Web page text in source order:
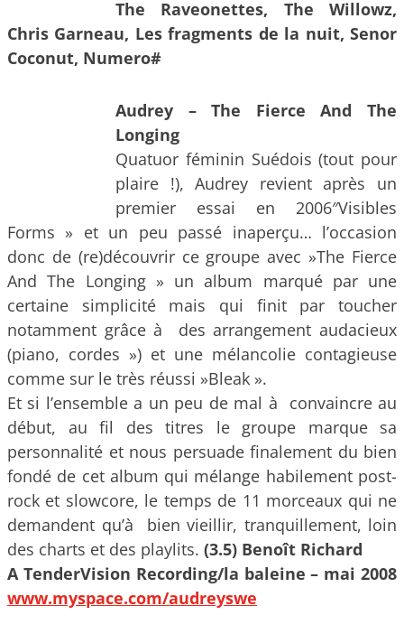
The Raveonettes, The Willowz,
Chris Garneau, Les fragments de la nuit, Senor
Coconut, Numero#
Audrey – The Fierce And The
Longing
Quatuor féminin Suédois (tout pour
plaire !), Audrey revient après un
premier essai en 2006″Visibles
Forms » et un peu passé inaperçu… l’occasion
donc de (re)découvrir ce groupe avec »The Fierce
And The Longing » un album marqué par une
certaine simplicité mais qui finit par toucher
notamment grâce à des arrangement audacieux
(piano, cordes ») et une mélancolie contagieuse
comme sur le très réussi »Bleak ».
Et si l’ensemble a un peu de mal à convaincre au
début, au fil des titres le groupe marque sa
personnalité et nous persuade finalement du bien
fondé de cet album qui mélange habilement post-
rock et slowcore, le temps de 11 morceaux qui ne
demandent qu’à bien vieillir, tranquillement, loin
des charts et des playlits. (3.5) Benoît Richard
A TenderVision Recording/la baleine – mai 2008
www.myspace.com/audreyswe